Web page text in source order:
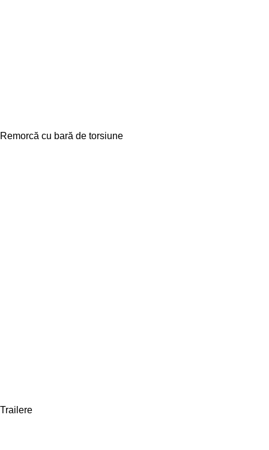
Remorcă cu bară de torsiune
Trailere